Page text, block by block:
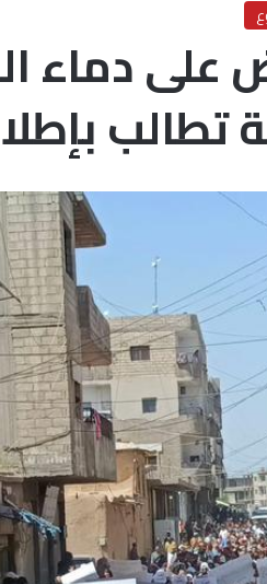
على دماء